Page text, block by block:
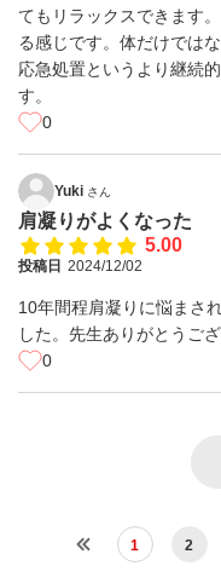
てもリラックスできます
る感じです。体だけでは
応急処置というより継続
す。
0
Yuki さん
肩凝りがよくなった
5.00
投稿日 2024/12/02
10年間程肩凝りに悩まさ
した。先生ありがとうござ
0
1 2